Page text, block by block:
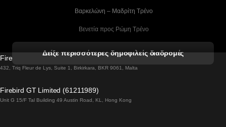
Βαρκελώνη – Μαδρίτη Tρένο
Βενετία προς Ρώμη Τρένο
Βιέννη προς Σάλτσμπουργκ Τρένα
Βουδαπέστη προς Πράγα Tρένο
Δείξε περισσότερες δημοφιλείς διαδρομές
Firebird GT Limited (OC 1451)
432, Triq Fleur de Lys, Suite 1, Birkirkara, BKR 9061, Malta
Firebird GT Limited (61211989)
Unit G 15/F Tal Building 49 Austin Road, KL, Hong Kong